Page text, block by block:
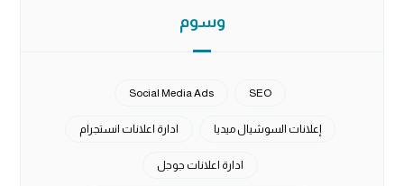
وسوم
SEO
Social Media Ads
إعلانات السوشيال ميديا ادارة اعلانات انستجرام
ادارة اعلانات جوجل